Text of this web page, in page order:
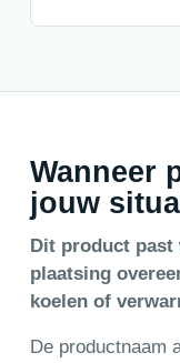
Wanneer
jouw
Dit product past
plaatsing
koelen of
De productnaam